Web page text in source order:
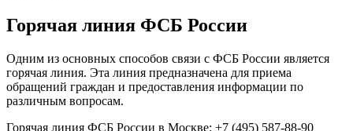
Горячая линия ФСБ России
Одним из основных способов связи с ФСБ России является
горячая линия. Эта линия предназначена для приема
обращений граждан и предоставления информации по
различным вопросам.
Горячая линия ФСБ России в Москве: +7 (495) 587-88-90